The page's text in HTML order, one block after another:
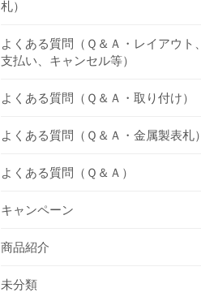
札）
よくある質問（Ｑ＆Ａ・レイアウト、
支払い、キャンセル等）
よくある質問（Ｑ＆Ａ・取り付け）
よくある質問（Ｑ＆Ａ・金属製表札）
よくある質問（Ｑ＆Ａ）
キャンペーン
商品紹介
未分類